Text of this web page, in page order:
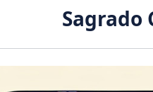
Sagrado